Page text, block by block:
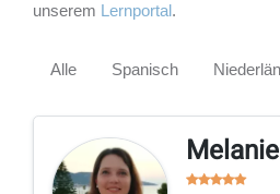
unserem Lernportal.
Alle Spanisch